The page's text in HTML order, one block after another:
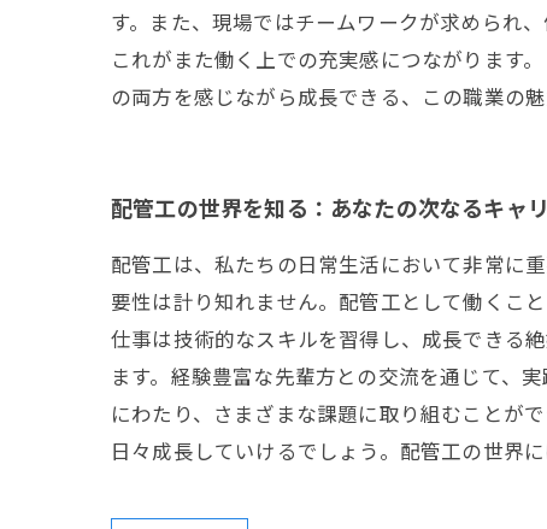
す。また、現場ではチームワークが求められ
これがまた働く上での充実感につながります
の両方を感じながら成長できる、この職業の
配管工の世界を知る：あなたの次なるキャ
配管工は、私たちの日常生活において非常に
要性は計り知れません。配管工として働くこ
仕事は技術的なスキルを習得し、成長できる
ます。経験豊富な先輩方との交流を通じて、
にわたり、さまざまな課題に取り組むことが
日々成長していけるでしょう。配管工の世界